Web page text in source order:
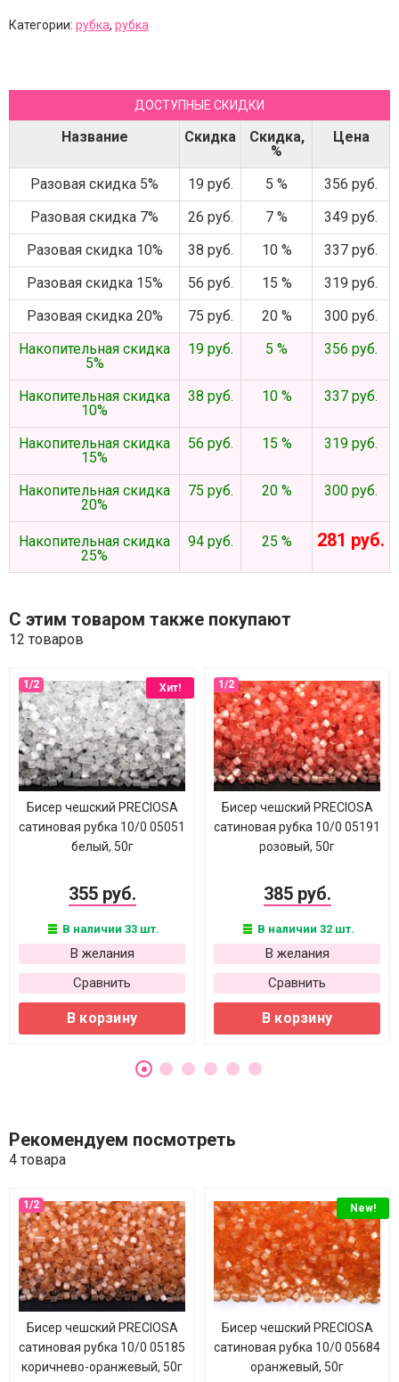
Категории: рубка, рубка
ДОСТУПНЫЕ СКИДКИ
Название Скидка
Скидка,
%
Цена
Разовая скидка 5% 19 руб. 5 %
356 руб.
Разовая скидка 7%
26 руб. 7 %
349 руб.
Разовая скидка 10%
38 руб. 10 %
337 руб.
Разовая скидка 15%
56 руб. 15 %
319 руб.
Разовая скидка 20%
75 руб. 20 %
300 руб.
Накопительная скидка
5%
19 руб. 5 % 356 руб.
Накопительная скидка
10%
38 руб. 10 % 337 руб.
Накопительная скидка
15%
56 руб. 15 % 319 руб.
Накопительная скидка
20%
75 руб. 20 % 300 руб.
Накопительная скидка
25%
94 руб. 25 % 281 руб.
С этим товаром также покупают
12 товаров
Хит!
Бисер чешский PRECIOSA
сатиновая рубка 10/0 05051
белый, 50г
355 руб.
В наличии 33 шт.
В желания
Сравнить
В корзину
Бисер чешский PRECIOSA
сатиновая рубка 10/0 05191
розовый, 50г
385 руб.
В наличии 32 шт.
В желания
Сравнить
В корзину
Рекомендуем посмотреть
4 товара
Бисер чешский PRECIOSA
сатиновая рубка 10/0 05185
коричнево-оранжевый, 50г
New!
Бисер чешский PRECIOSA
сатиновая рубка 10/0 05684
оранжевый, 50г